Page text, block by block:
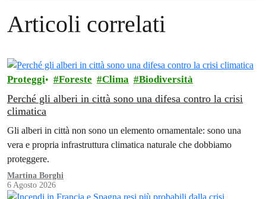
Articoli correlati
Proteggi Foreste Clima Biodiversità
Perché gli alberi in città sono una difesa contro la crisi
climatica
Gli alberi in città non sono un elemento ornamentale: sono una
vera e propria infrastruttura climatica naturale che dobbiamo
proteggere.
Martina Borghi
6 Agosto 2026